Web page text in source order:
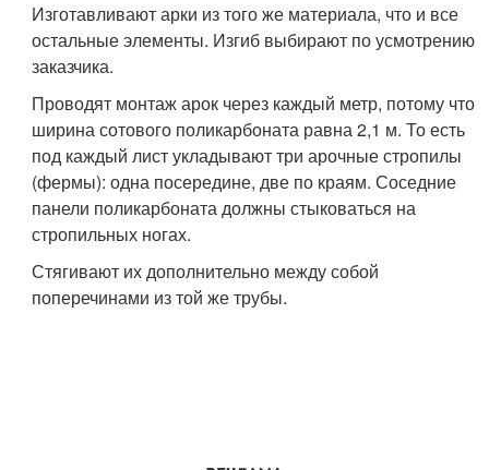
Изготавливают арки из того же материала, что и все
остальные элементы. Изгиб выбирают по усмотрению
заказчика.
Проводят монтаж арок через каждый метр, потому что
ширина сотового поликарбоната равна 2,1 м. То есть
под каждый лист укладывают три арочные стропилы
(фермы): одна посередине, две по краям. Соседние
панели поликарбоната должны стыковаться на
стропильных ногах.
Стягивают их дополнительно между собой
поперечинами из той же трубы.